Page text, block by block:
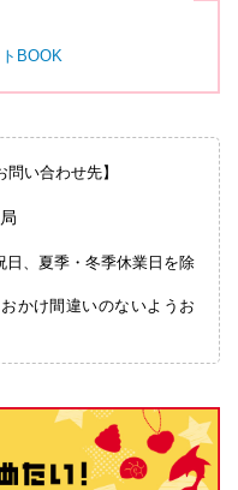
BOOK
い合わせ先】
日、夏季・冬季休業日を除
かけ間違いのないようお